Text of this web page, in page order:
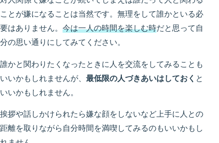
ことが嫌になることは当然です。無理をして誰かといる必
要はありません。 今は一人の時間を楽しむ時だと思って自
分の思い通りにしてみてください。
誰かと関わりたくなったときに人を交流をしてみることも
いいかもしれませんが、 最低限の人づきあいはしておく と
いいかもしれません。
挨拶や話しかけられたら嫌な顔をしないなど上手に人との
距離を取りながら自分時間を満喫してみるのもいいかもし